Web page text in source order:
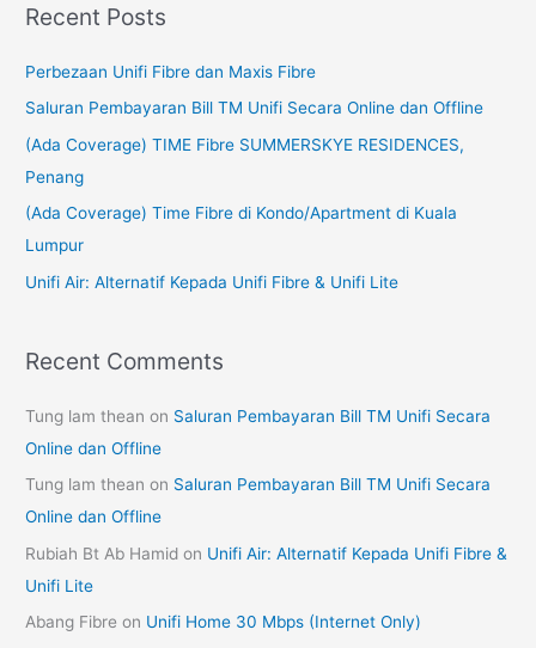
r
o
r
:
Recent Posts
Perbezaan Unifi Fibre dan Maxis Fibre
Saluran Pembayaran Bill TM Unifi Secara Online dan Offline
(Ada Coverage) TIME Fibre SUMMERSKYE RESIDENCES,
Penang
(Ada Coverage) Time Fibre di Kondo/Apartment di Kuala
Lumpur
Unifi Air: Alternatif Kepada Unifi Fibre & Unifi Lite
Recent Comments
Tung lam thean on Saluran Pembayaran Bill TM Unifi Secara
Online dan Offline
Tung lam thean on Saluran Pembayaran Bill TM Unifi Secara
Online dan Offline
Rubiah Bt Ab Hamid on Unifi Air: Alternatif Kepada Unifi Fibre &
Unifi Lite
Abang Fibre on Unifi Home 30 Mbps (Internet Only)